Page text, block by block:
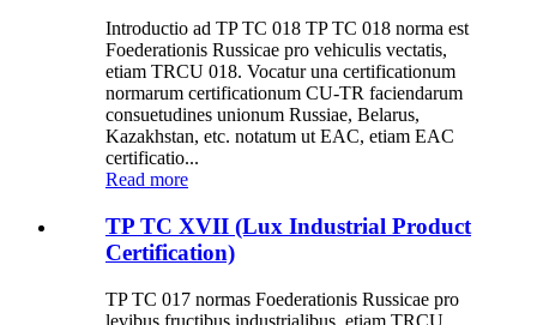
Introductio ad TP TC 018 TP TC 018 norma est
Foederationis Russicae pro vehiculis vectatis,
etiam TRCU 018. Vocatur una certificationum
normarum certificationum CU-TR faciendarum
consuetudines unionum Russiae, Belarus,
Kazakhstan, etc. notatum ut EAC, etiam EAC
certificatio...
Read more
TP TC XVII (Lux Industrial Product
Certification)
TP TC 017 normas Foederationis Russicae pro
levibus fructibus industrialibus, etiam TRCU